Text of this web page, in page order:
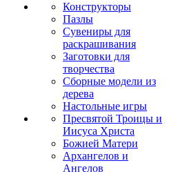
Конструкторы
Пазлы
Сувениры для
раскрашивания
Заготовки для
творчества
Сборные модели из
дерева
Настольные игры
Пресвятой Троицы и
Иисуса Христа
Божией Матери
Архангелов и
Ангелов